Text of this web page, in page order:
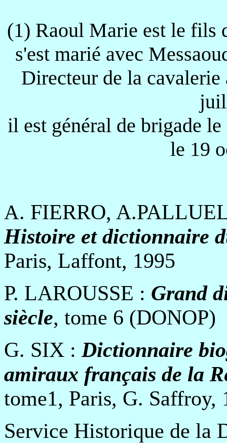
(1) Raoul Marie est le fils
s'est marié avec
Directeur de la
il est général de brigade
le 19
A. FIERRO,
Histoire et dictionnaire
Paris, Laffont, 1995
P. LAROUSSE : Grand
siècle, tome 6 (DONOP)
G. SIX : Dictionnaire
amiraux français de la
tome1, Paris, G. Saffroy,
Service Historique de la